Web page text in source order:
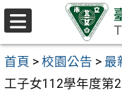
跳至主要內容區
首頁 > 校園公告 > 最
工子女112學年度第
選
單